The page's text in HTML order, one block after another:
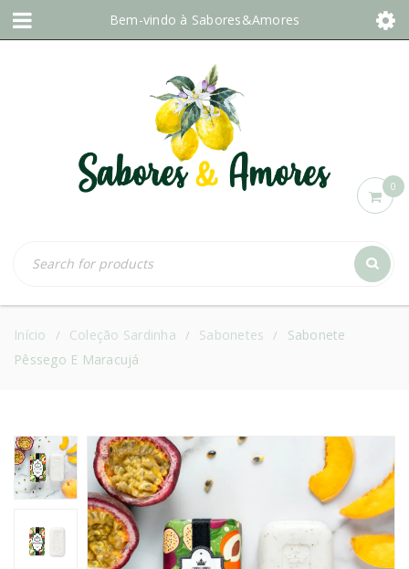
Bem-vindo à Sabores&Amores
0
Início / Coleção Sardinha / Sabonetes /
Sabonete
Pêssego E Maracujá